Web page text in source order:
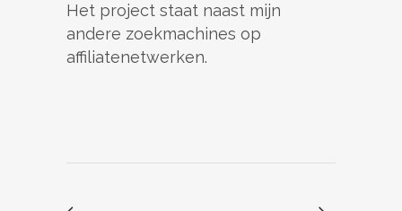
Het project staat naast mijn
andere zoekmachines op
affiliatenetwerken.